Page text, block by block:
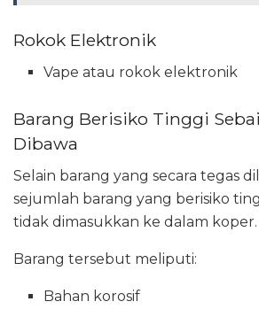
Rokok Elektronik
Vape atau rokok elektronik
Barang Berisiko Tinggi
Dibawa
Selain barang yang secara tegas
sejumlah barang yang berisiko
tidak dimasukkan ke dalam koper.
Barang tersebut meliputi:
Bahan korosif